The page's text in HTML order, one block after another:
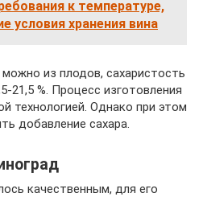
к температуре,
условия хранения вина
из плодов, сахаристость
21,5 %. Процесс изготовления
технологией. Однако при этом
добавление сахара.
качественным, для его